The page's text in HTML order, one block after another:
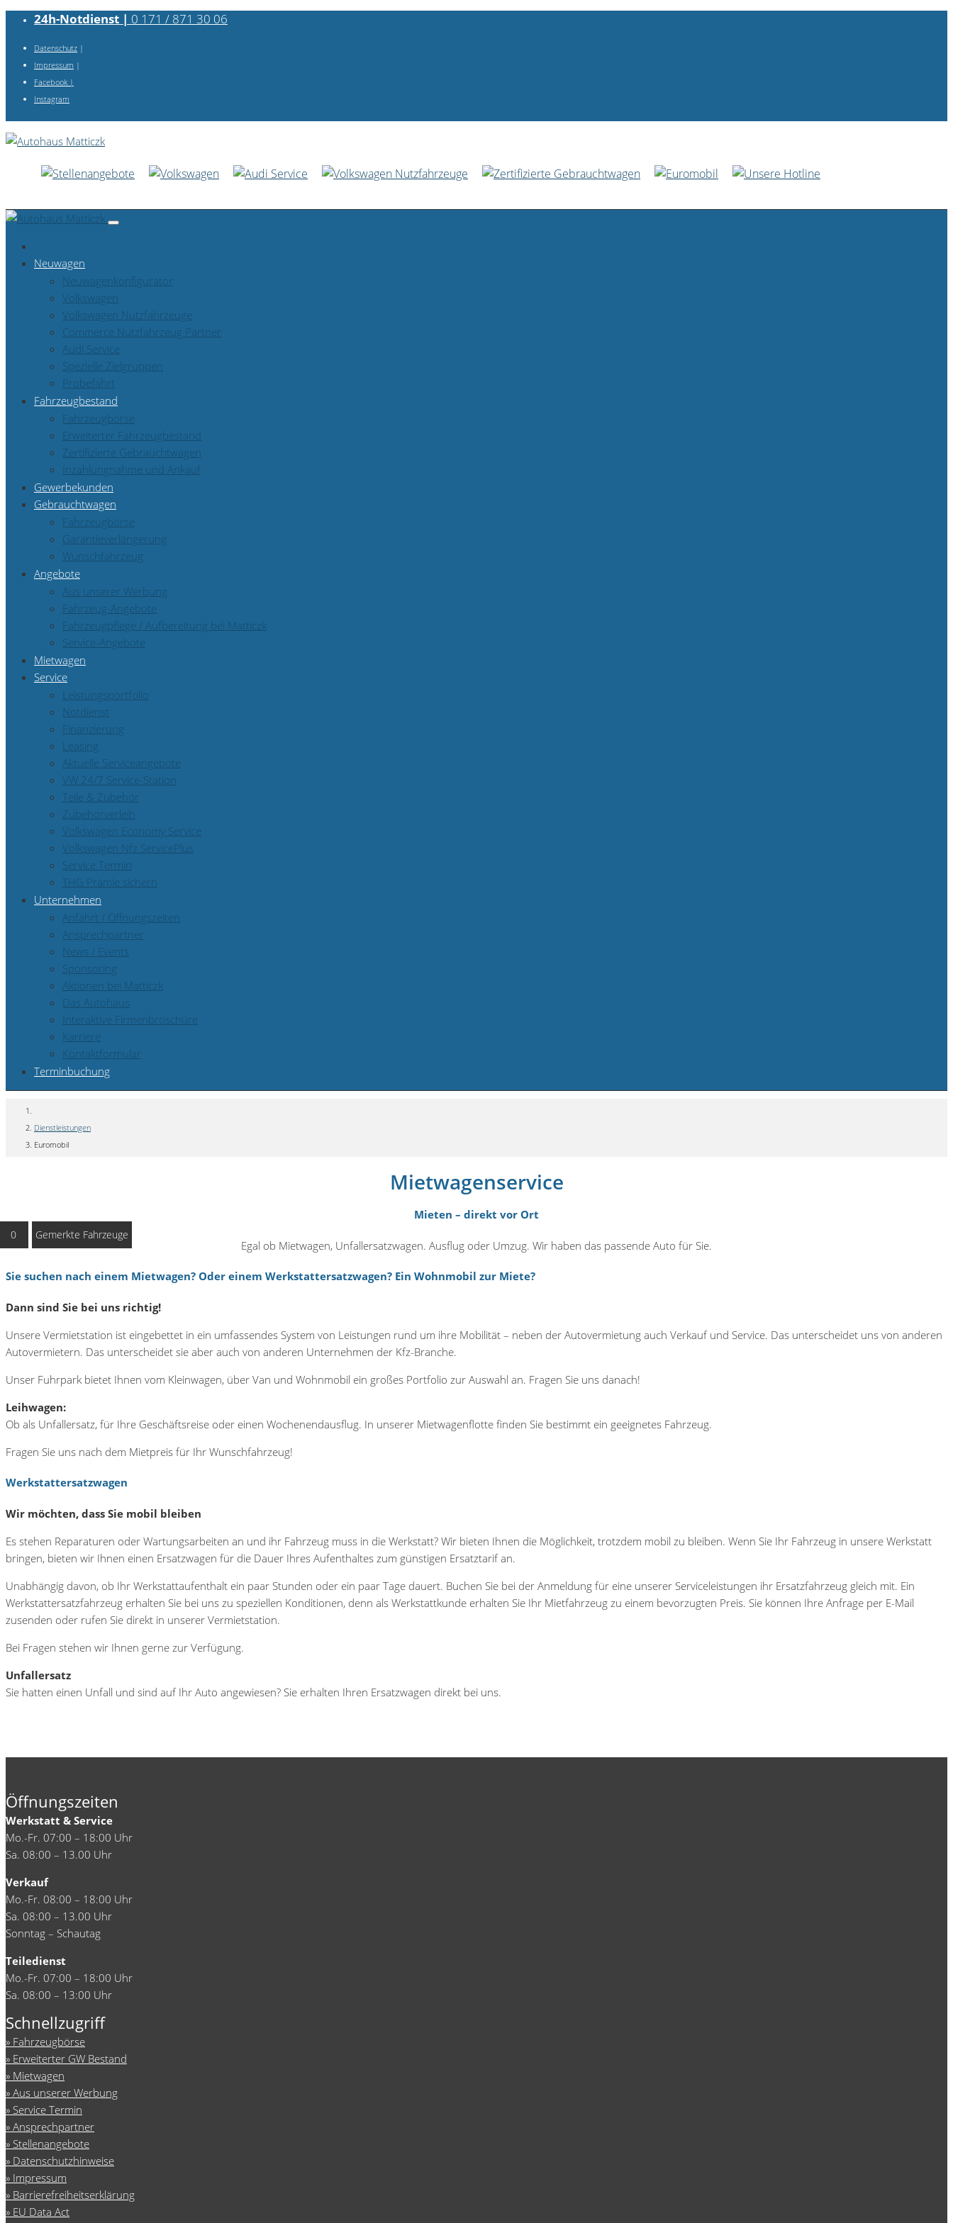
24h-Notdienst | 0 171 / 871 30 06
Datenschutz |
Impressum |
Facebook |
Instagram
Neuwagen
Neuwagenkonfigurator
Volkswagen
Volkswagen Nutzfahrzeuge
Commerce Nutzfahrzeug Partner
Audi Service
Spezielle Zielgruppen
Probefahrt
Fahrzeugbestand
Fahrzeugbörse
Erweiterter Fahrzeugbestand
Zertifizierte Gebrauchtwagen
Inzahlungnahme und Ankauf
Gewerbekunden
Gebrauchtwagen
Fahrzeugbörse
Garantieverlängerung
Wunschfahrzeug
Angebote
Aus unserer Werbung
Fahrzeug-Angebote
Fahrzeugpflege / Aufbereitung bei Matticzk
Service-Angebote
Mietwagen
Service
Leistungsportfolio
Notdienst
Finanzierung
Leasing
Aktuelle Serviceangebote
VW 24/7 Service-Station
Teile & Zubehör
Zubehörverleih
Volkswagen Economy Service
Volkswagen Nfz ServicePlus
Service Termin
THG Prämie sichern
Unternehmen
Anfahrt / Öffnungszeiten
Ansprechpartner
News / Events
Sponsoring
Aktionen bei Matticzk
Das Autohaus
Interaktive Firmenbroschüre
Karriere
Kontaktformular
Terminbuchung
Dienstleistungen
Euromobil
Mietwagenservice
Mieten – direkt vor Ort
Egal ob Mietwagen, Unfallersatzwagen. Ausflug oder Umzug. Wir haben das passende Auto für Sie.
Sie suchen nach einem Mietwagen? Oder einem Werkstattersatzwagen? Ein Wohnmobil zur Miete?
Dann sind Sie bei uns richtig!
Unsere Vermietstation ist eingebettet in ein umfassendes System von Leistungen rund um ihre Mobilität – neben der Autovermietung auch Verkauf und Service. Das unterscheidet uns von anderen
Autovermietern. Das unterscheidet sie aber auch von anderen Unternehmen der Kfz-Branche.
Unser Fuhrpark bietet Ihnen vom Kleinwagen, über Van und Wohnmobil ein großes Portfolio zur Auswahl an. Fragen Sie uns danach!
Leihwagen:
Ob als Unfallersatz, für Ihre Geschäftsreise oder einen Wochenendausflug. In unserer Mietwagenflotte finden Sie bestimmt ein geeignetes Fahrzeug.
Fragen Sie uns nach dem Mietpreis für Ihr Wunschfahrzeug!
Werkstattersatzwagen
Wir möchten, dass Sie mobil bleiben
Es stehen Reparaturen oder Wartungsarbeiten an und ihr Fahrzeug muss in die Werkstatt? Wir bieten Ihnen die Möglichkeit, trotzdem mobil zu bleiben. Wenn Sie Ihr Fahrzeug in unsere Werkstatt
bringen, bieten wir Ihnen einen Ersatzwagen für die Dauer Ihres Aufenthaltes zum günstigen Ersatztarif an.
Unabhängig davon, ob Ihr Werkstattaufenthalt ein paar Stunden oder ein paar Tage dauert. Buchen Sie bei der Anmeldung für eine unserer Serviceleistungen ihr Ersatzfahrzeug gleich mit. Ein
Werkstattersatzfahrzeug erhalten Sie bei uns zu speziellen Konditionen, denn als Werkstattkunde erhalten Sie Ihr Mietfahrzeug zu einem bevorzugten Preis. Sie können Ihre Anfrage per E-Mail
zusenden oder rufen Sie direkt in unserer Vermietstation.
Bei Fragen stehen wir Ihnen gerne zur Verfügung.
Unfallersatz
Sie hatten einen Unfall und sind auf Ihr Auto angewiesen? Sie erhalten Ihren Ersatzwagen direkt bei uns.
Öffnungszeiten
Werkstatt & Service
Mo.-Fr. 07:00 – 18:00 Uhr
Sa. 08:00 – 13.00 Uhr
Verkauf
Mo.-Fr. 08:00 – 18:00 Uhr
Sa. 08:00 – 13.00 Uhr
Sonntag – Schautag
Teiledienst
Mo.-Fr. 07:00 – 18:00 Uhr
Sa. 08:00 – 13:00 Uhr
Schnellzugriff
Fahrzeugbörse
Erweiterter GW Bestand
Mietwagen
Aus unserer Werbung
Service Termin
Ansprechpartner
Stellenangebote
Datenschutzhinweise
Impressum
Barrierefreiheitserklärung
EU Data Act
0 Gemerkte Fahrzeuge